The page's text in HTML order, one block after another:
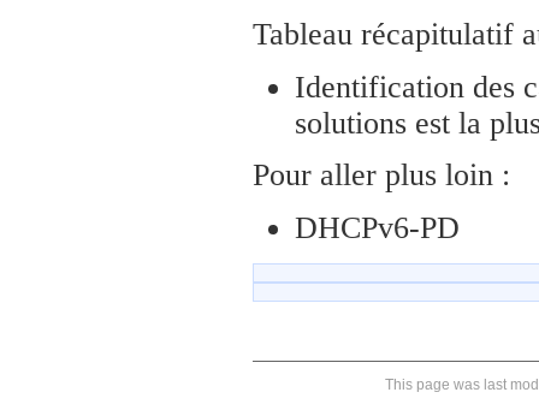
Tableau récapitulatif
Identification des
solutions est la
Pour aller plus loin :
DHCPv6-PD
This page was last